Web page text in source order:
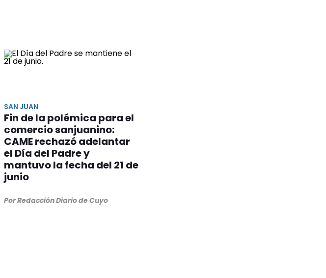
SAN JUAN
Fin de la polémica para el
comercio sanjuanino:
CAME rechazó adelantar
el Día del Padre y
mantuvo la fecha del 21 de
junio
Por Redacción Diario de Cuyo